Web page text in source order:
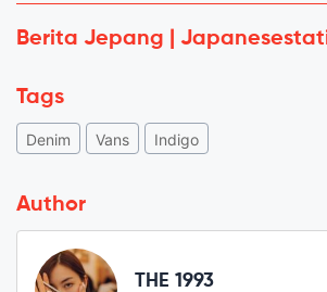
Berita Jepang |
Tags
Denim Vans Indigo
Author
THE 1993